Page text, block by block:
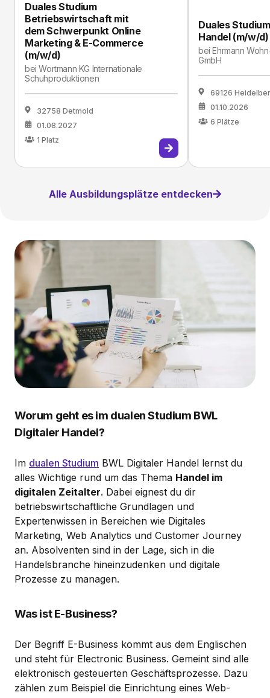
Duales Studium
Betriebswirtschaft mit
dem Schwerpunkt Online
Marketing & E-Commerce
(m/w/d)
beiWortmann KG Internationale
Schuhproduktionen
32758 Detmold
01.08.2027
1 Platz
Duales
Handel (m/w/d)
beiEhrmann
GmbH
69126
01.10.2026
6 Plätze
Alle Ausbildungsplätze entdecken
Worum geht es im dualen Studium BWL
Digitaler Handel?
Im dualen Studium BWL Digitaler Handel lernst du
alles Wichtige rund um das Thema Handel im
digitalen Zeitalter. Dabei eignest du dir
betriebswirtschaftliche Grundlagen und
Expertenwissen in Bereichen wie Digitales
Marketing, Web Analytics und Customer Journey
an. Absolventen sind in der Lage, sich in die
Handelsbranche hineinzudenken und digitale
Prozesse zu managen.
Was ist E-Business?
Der Begriff E-Business kommt aus dem Englischen
und steht für Electronic Business. Gemeint sind alle
elektronisch gesteuerten Geschäftsprozesse. Dazu
zählen zum Beispiel die Einrichtung eines Web-